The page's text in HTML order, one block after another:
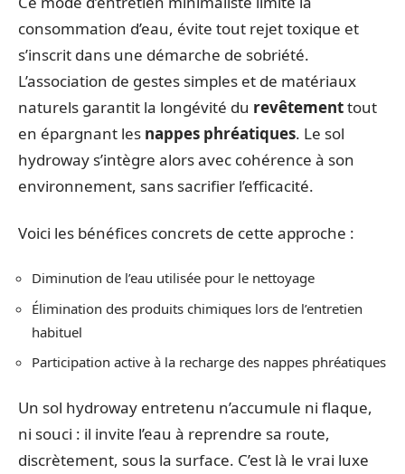
consommation d’eau, évite tout rejet toxique et
s’inscrit dans une démarche de sobriété.
L’association de gestes simples et de matériaux
naturels garantit la longévité du revêtementtout
en épargnant les nappes phréatiques. Le sol
hydroway s’intègre alors avec cohérence à son
environnement, sans sacrifier l’efficacité.
Voici les bénéfices concrets de cette approche :
Diminution de l’eau utilisée pour le nettoyage
Élimination des produits chimiques lors de l’entretien
habituel
Participation active à la recharge des nappes phréatiques
Un sol hydroway entretenu n’accumule ni flaque,
ni souci : il invite l’eau à reprendre sa route,
discrètement, sous la surface. C’est là le vrai luxe